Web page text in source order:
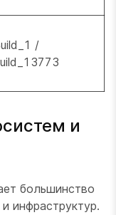
/
и
большинство
инфраструктур.